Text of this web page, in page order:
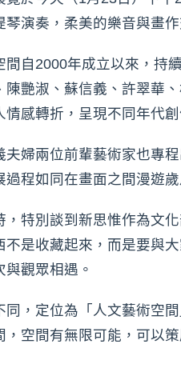
演奏，柔美的樂音與畫
自2000年成立以來，持
艷淑、蘇信義、許翠華
感轉折，呈現不同年代
夫婦兩位前輩藝術家也專
程如同在畫面之間漫遊
特別談到新思惟作為文
不是收藏起來，而是要與
觀眾相遇。
，定位為「人文藝術空
空間有無限可能，可以